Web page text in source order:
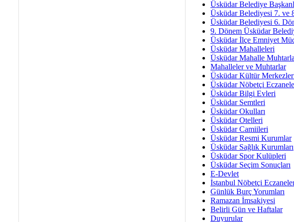
Av.
İmar Sorunlarının Genel
Arakan
Bayramın
Ruhsal
Üsküdar
Üsküdar Belediye
Üsküdar Belediyesi 7. ve
Üsküdar Belediyesi 6.
9. Dönem Üsküdar
Üsküdar İlçe Emniyet
Üsküdar Mahalleleri
Üsküdar Mahalle
Mahalleler ve Muhtarlar
Üsküdar Kültür
Üsküdar Nöbetçi
Üsküdar Bilgi Evleri
Üsküdar Semtleri
Üsküdar Okulları
Üsküdar Otelleri
Üsküdar Camiileri
Üsküdar Resmi Kurumlar
Üsküdar Sağlık Kurumları
Üsküdar Spor Kulüpleri
Üsküdar Seçim Sonuçları
E-Devlet
İstanbul Nöbetçi
Günlük Burç Yorumları
Ramazan İmsakiyesi
Belirli Gün ve Haftalar
Duyurular